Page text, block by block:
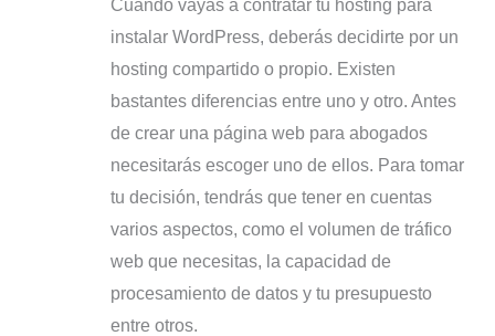
Cuando vayas a contratar tu hosting para
instalar WordPress, deberás decidirte por un
hosting compartido o propio. Existen
bastantes diferencias entre uno y otro. Antes
de crear una página web para abogados
necesitarás escoger uno de ellos. Para tomar
tu decisión, tendrás que tener en cuentas
varios aspectos, como el volumen de tráfico
web que necesitas, la capacidad de
procesamiento de datos y tu presupuesto
entre otros.